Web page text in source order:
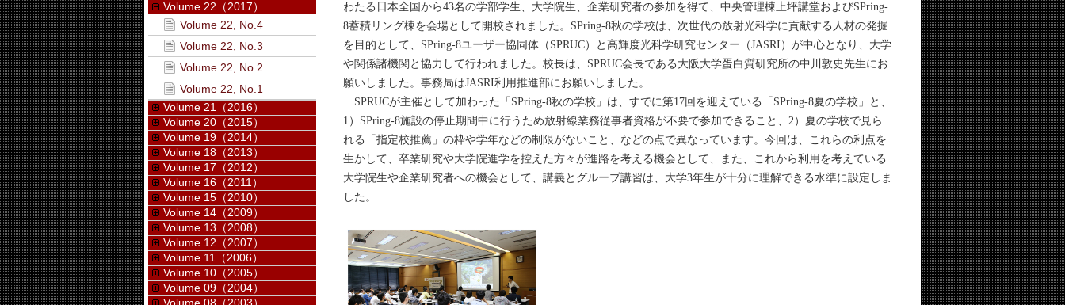
わたる日本全国から43名の学部学生、大学院生、企業研究者の参加を得て、中央管理棟上坪講堂およびSPring-
8蓄積リング棟を会場として開校されました。SPring-8秋の学校は、次世代の放射光科学に貢献する人材の発掘
を目的として、SPring-8ユーザー協同体（SPRUC）と高輝度光科学研究センター（JASRI）が中心となり、大学
や関係諸機関と協力して行われました。校長は、SPRUC会長である大阪大学蛋白質研究所の中川敦史先生にお
願いしました。事務局はJASRI利用推進部にお願いしました。
SPRUCが主催として加わった「SPring-8秋の学校」は、すでに第17回を迎えている「SPring-8夏の学校」と、
1）SPring-8施設の停止期間中に行うため放射線業務従事者資格が不要で参加できること、2）夏の学校で見ら
れる「指定校推薦」の枠や学年などの制限がないこと、などの点で異なっています。今回は、これらの利点を
生かして、卒業研究や大学院進学を控えた方々が進路を考える機会として、また、これから利用を考えている
大学院生や企業研究者への機会として、講義とグループ講習は、大学3年生が十分に理解できる水準に設定しま
した。
Volume 22（2017）
Volume 22, No.4
Volume 22, No.3
Volume 22, No.2
Volume 22, No.1
Volume 21（2016）
Volume 20（2015）
Volume 19（2014）
Volume 18（2013）
Volume 17（2012）
Volume 16（2011）
Volume 15（2010）
Volume 14（2009）
Volume 13（2008）
Volume 12（2007）
Volume 11（2006）
Volume 10（2005）
Volume 09（2004）